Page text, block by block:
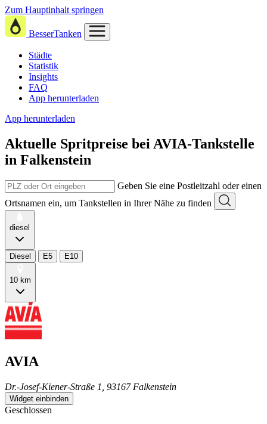
Zum Hauptinhalt springen
BesserTanken
Städte
Statistik
Insights
FAQ
App herunterladen
App herunterladen
Aktuelle Spritpreise bei AVIA-Tankstelle
in Falkenstein
Geben Sie eine Postleitzahl oder einen
Ortsnamen ein, um Tankstellen in Ihrer Nähe zu finden
diesel
Diesel E5 E10
10 km
AVIA
Dr.-Josef-Kiener-Straße 1, 93167 Falkenstein
Widget einbinden
Geschlossen